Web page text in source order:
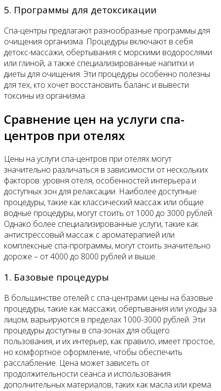
5. Программы для детоксикации
Спа-центры предлагают разнообразные программы для
очищения организма. Процедуры включают в себя
детокс-массажи, обертывания с морскими водорослями
или глиной, а также специализированные напитки и
диеты для очищения. Эти процедуры особенно полезны
для тех, кто хочет восстановить баланс и вывести
токсины из организма.
Сравнение цен на услуги спа-
центров при отелях
Цены на услуги спа-центров при отелях могут
значительно различаться в зависимости от нескольких
факторов: уровня отеля, особенностей интерьера и
доступных зон для релаксации. Наиболее доступные
процедуры, такие как классический массаж или общие
водные процедуры, могут стоить от 1000 до 3000 рублей.
Однако более специализированные услуги, такие как
антистрессовый массаж с ароматерапией или
комплексные спа-программы, могут стоить значительно
дороже – от 4000 до 8000 рублей и выше.
1. Базовые процедуры
В большинстве отелей с спа-центрами цены на базовые
процедуры, такие как массажи, обертывания или уходы за
лицом, варьируются в пределах 1000-3000 рублей. Эти
процедуры доступны в спа-зонах для общего
пользования, и их интерьер, как правило, имеет простое,
но комфортное оформление, чтобы обеспечить
расслабление. Цена может зависеть от
продолжительности сеанса и использования
дополнительных материалов, таких как масла или крема.